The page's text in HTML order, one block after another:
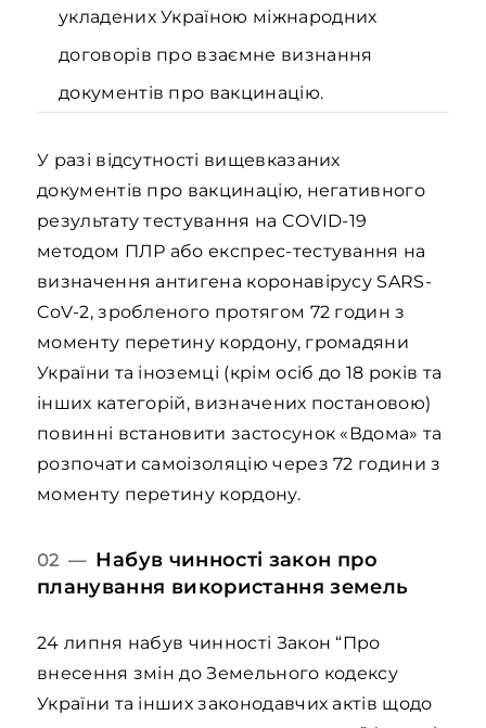
укладених Україною міжнародних
договорів про взаємне визнання
документів про вакцинацію.
У разі відсутності вищевказаних
документів про вакцинацію, негативного
результату тестування на COVID-19
методом ПЛР або експрес-тестування на
визначення антигена коронавірусу SARS-
CoV-2, зробленого протягом 72 годин з
моменту перетину кордону, громадяни
України та іноземці (крім осіб до 18 років та
інших категорій, визначених постановою)
повинні встановити застосунок «Вдома» та
розпочати самоізоляцію через 72 години з
моменту перетину кордону.
02 — Набув чинності закон про
планування використання земель
24 липня набув чинності Закон “Про
внесення змін до Земельного кодексу
України та інших законодавчих актів щодо